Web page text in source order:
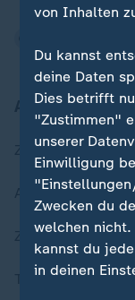
Aktuell bei
Zuletzt
Aktuelle
ZDFheute Stories
Themen im
von Inhalten
Du kannst
deine Daten
Dies betrifft
"Zustimmen"
unserer
Einwilligung
Zwecken du
welchen nicht.
kannst du
in deinen